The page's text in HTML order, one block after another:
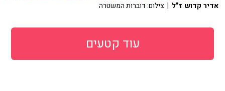
אדיר קדוש ז"ל | צילום: דוברות המשטרה
עוד קטעים